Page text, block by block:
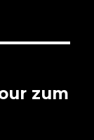
zum